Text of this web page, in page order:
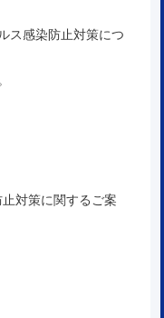
ス感染防止対策につ
対策に関するご案